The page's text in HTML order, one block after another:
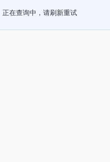
正在查询中，请刷新重试